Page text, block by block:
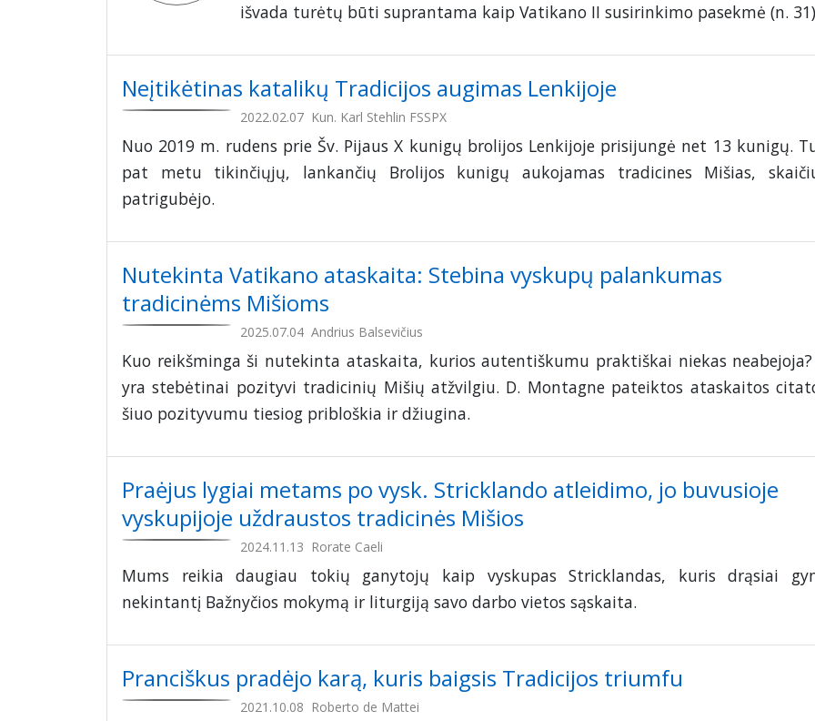
išvada turėtų būti suprantama kaip Vatikano II susirinkimo pasekmė (n.
Neįtikėtinas katalikų Tradicijos augimas Lenkijoje
2022.02.07 Kun. Karl Stehlin FSSPX
Nuo 2019 m. rudens prie Šv. Pijaus X kunigų brolijos Lenkijoje prisijungė net 13 kunigų.
pat metu tikinčiųjų, lankančių Brolijos kunigų aukojamas tradicines Mišias,
patrigubėjo.
Nutekinta Vatikano ataskaita: Stebina vyskupų palankumas
tradicinėms Mišioms
2025.07.04 Andrius Balsevičius
Kuo reikšminga ši nutekinta ataskaita, kurios autentiškumu praktiškai niekas neabejoja?
yra stebėtinai pozityvi tradicinių Mišių atžvilgiu. D. Montagne pateiktos ataskaitos
šiuo pozityvumu tiesiog pribloškia ir džiugina.
Praėjus lygiai metams po vysk. Stricklando atleidimo, jo buvusioje
vyskupijoje uždraustos tradicinės Mišios
2024.11.13 Rorate Caeli
Mums reikia daugiau tokių ganytojų kaip vyskupas Stricklandas, kuris drąsiai
nekintantį Bažnyčios mokymą ir liturgiją savo darbo vietos sąskaita.
Pranciškus pradėjo karą, kuris baigsis Tradicijos triumfu
2021.10.08 Roberto de Mattei